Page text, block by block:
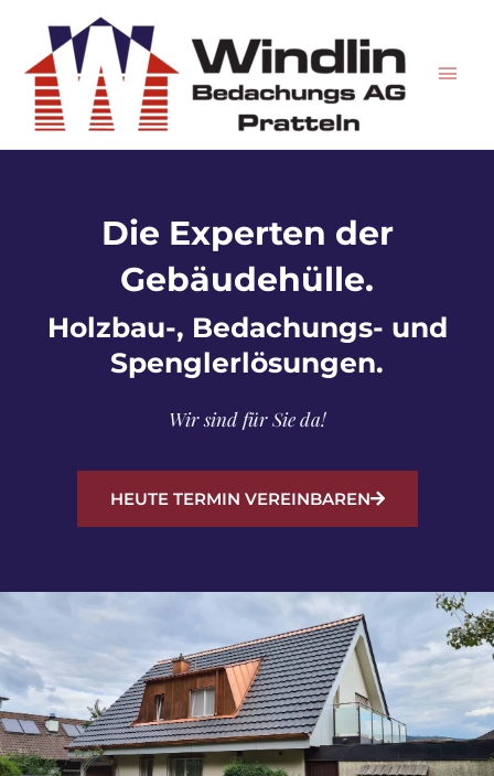
springen
Die Experten der
Gebäudehülle.
Holzbau-, Bedachungs- und
Spenglerlösungen.
Wir sind für Sie da!
HEUTE TERMIN VEREINBAREN